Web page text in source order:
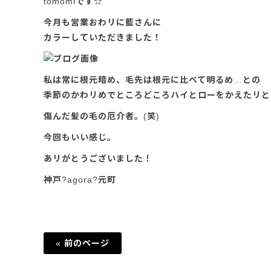
今月も営業おわリに藍さんに
カラーしていただきました！
私は常に根元暗め、毛先は根元に比べて明るめ…との
季節のかわリめでところどころハイとローをかえたリ
傷んだ髪の毛の厄介者。(笑)
今回もいい感じ。
あリがとうございました！
神戸?agora?元町
« 前のページ